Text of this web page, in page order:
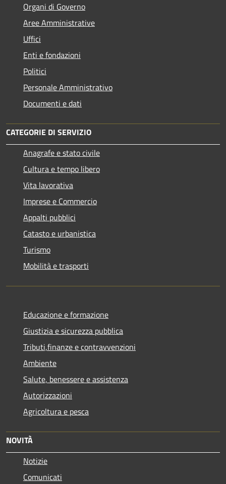
Organi di Governo
Aree Amministrative
Uffici
Enti e fondazioni
Politici
Personale Amministrativo
Documenti e dati
CATEGORIE DI SERVIZIO
Anagrafe e stato civile
Cultura e tempo libero
Vita lavorativa
Imprese e Commercio
Appalti pubblici
Catasto e urbanistica
Turismo
Mobilità e trasporti
Educazione e formazione
Giustizia e sicurezza pubblica
Tributi,finanze e contravvenzioni
Ambiente
Salute, benessere e assistenza
Autorizzazioni
Agricoltura e pesca
NOVITÀ
Notizie
Comunicati